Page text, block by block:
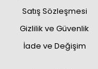
Satış Sözleşmesi
Gizlilik ve Güvenlik
İade ve Değişim